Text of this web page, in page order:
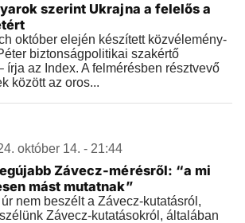
szerint Ukrajna a felelős a
október elején készített közvélemény-
biztonságpolitikai szakértő
írja az Index. A felmérésben résztvevő
között az oros...
október 14. - 21:44
Závecz-mérésről: “a mi
mást mutatnak”
nem beszélt a Závecz-kutatásról,
Závecz-kutatásokról, általában